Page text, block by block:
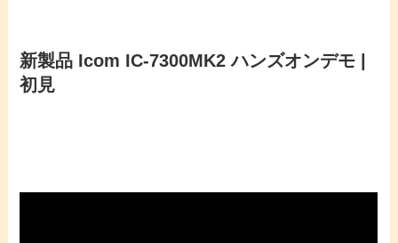
新製品 Icom IC-7300MK2 ハンズオンデモ |
初見